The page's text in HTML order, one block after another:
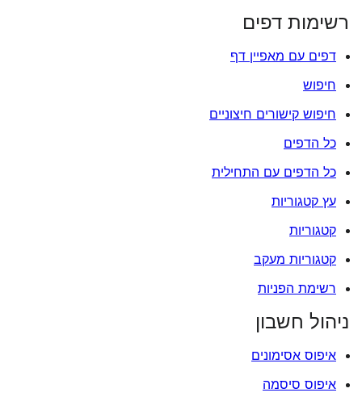
רשימות דפים
דפים עם מאפיין דף
חיפוש
חיפוש קישורים חיצוניים
כל הדפים
כל הדפים עם התחילית
עץ קטגוריות
קטגוריות
קטגוריות מעקב
רשימת הפניות
ניהול חשבון
איפוס אסימונים
איפוס סיסמה